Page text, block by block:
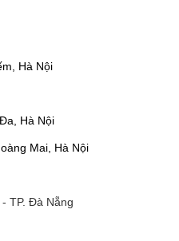
Hà Nội
Hà Nội
Mai, Hà Nội
TP. Đà Nẵng